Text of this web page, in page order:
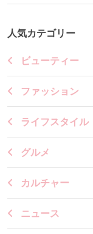
人気カテゴリー
ビューティー
ファッション
ライフスタイル
グルメ
カルチャー
ニュース